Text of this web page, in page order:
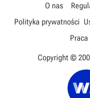
O nas
Polityka prywatności
Praca
Copyright ©